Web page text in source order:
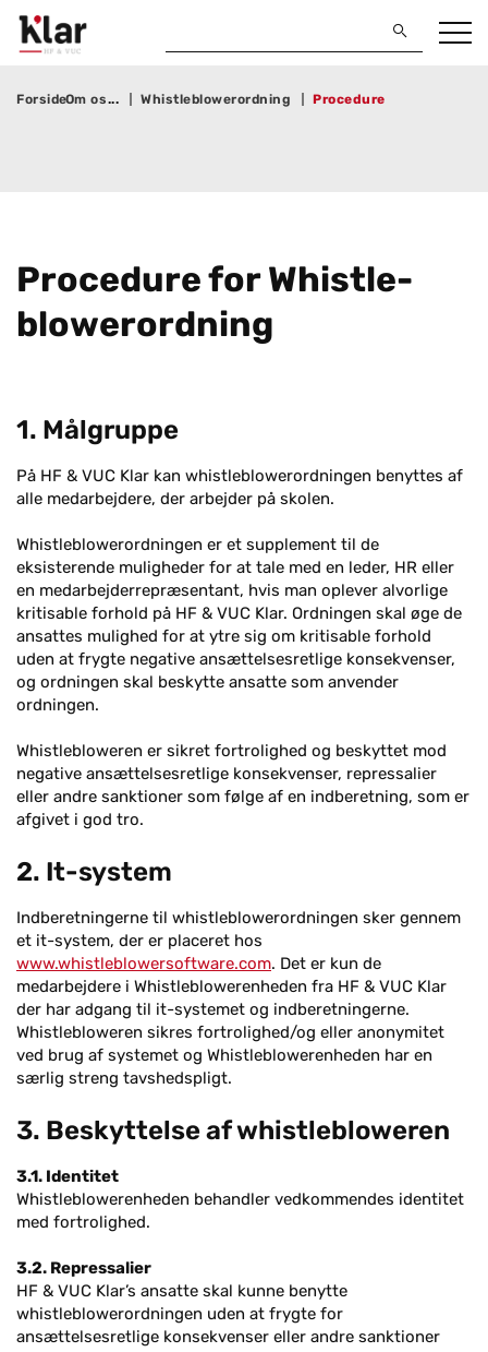
ForsideOm os Whistleblowerordning Procedure
Pro­ce­du­re for Whi­st­le­
blower­ord­ning
1. Målgruppe
På HF & VUC Klar kan whistleblowerordningen benyttes af
alle medarbejdere, der arbejder på skolen.
Whistleblowerordningen er et supplement til de
eksisterende muligheder for at tale med en leder, HR eller
en medarbejderrepræsentant, hvis man oplever alvorlige
kritisable forhold på HF & VUC Klar. Ordningen skal øge de
ansattes mulighed for at ytre sig om kritisable forhold
uden at frygte negative ansættelsesretlige konsekvenser,
og ordningen skal beskytte ansatte som anvender
ordningen.
Whistlebloweren er sikret fortrolighed og beskyttet mod
negative ansættelsesretlige konsekvenser, repressalier
eller andre sanktioner som følge af en indberetning, som er
afgivet i god tro.
2. It-system
Indberetningerne til whistleblowerordningen sker gennem
et it-system, der er placeret hos
www.whistleblowersoftware.com. Det er kun de
medarbejdere i Whistleblowerenheden fra HF & VUC Klar
der har adgang til it-systemet og indberetningerne.
Whistlebloweren sikres fortrolighed/og eller anonymitet
ved brug af systemet og Whistleblowerenheden har en
særlig streng tavshedspligt.
3. Beskyttelse af whistlebloweren
3.1. Identitet
Whistleblowerenheden behandler vedkommendes identitet
med fortrolighed.
3.2. Repressalier
HF & VUC Klar’s ansatte skal kunne benytte
whistleblowerordningen uden at frygte for
ansættelsesretlige konsekvenser eller andre sanktioner